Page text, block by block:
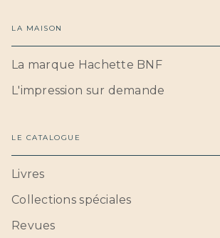
LA MAISON
La marque Hachette BNF
L'impression sur demande
LE CATALOGUE
Livres
Collections spéciales
Revues